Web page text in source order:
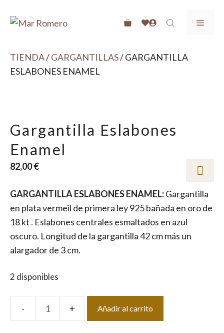
PRIMERA COMPRA
RECOGIDA GRATIS EN TIENDA
TIENDA/GARGANTILLAS/ GARGANTILLA
ESLABONES ENAMEL
Gargantilla Eslabones
Enamel
82,00€
GARGANTILLA ESLABONES ENAMEL:Gargantilla
en plata vermeil de primera ley 925 bañada en oro de
18 kt . Eslabones centrales esmaltados en azul
oscuro. Longitud de la gargantilla 42 cm más un
alargador de 3 cm.
2 disponibles
Gargantilla
Añadir al carrito